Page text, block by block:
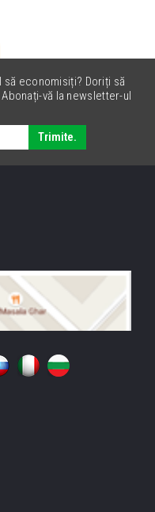
economisiți? Doriți să
vă la newsletter-ul
Trimite.